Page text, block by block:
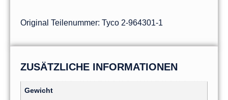
Original Teilenummer: Tyco 2-964301-1
ZUSÄTZLICHE INFORMATIONEN
Gewicht